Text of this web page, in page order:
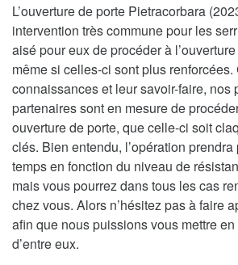
L’ouverture de porte Pietracorbara
intervention très commune pour les
aisé pour eux de procéder à
même si celles-ci sont plus renforcées.
connaissances et leur savoir-faire, nos
partenaires sont en mesure de
ouverture de porte, que celle-ci soit
clés. Bien entendu, l’opération
temps en fonction du niveau de
mais vous pourrez dans tous les cas
chez vous. Alors n’hésitez pas à faire
afin que nous puissions vous mettre en
d’entre eux.